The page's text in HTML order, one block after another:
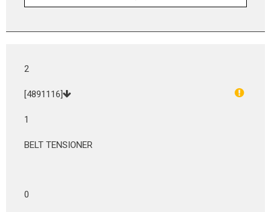
2
[4891116]
1
BELT TENSIONER
0